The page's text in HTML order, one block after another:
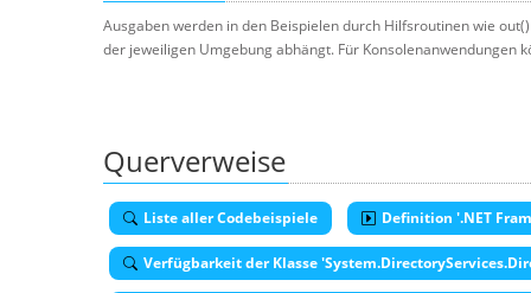
Ausgaben werden in den Beispielen durch Hilfsroutinen wie
der jeweiligen Umgebung abhängt. Für Konsolenanwendungen
Querverweise
Liste aller Codebeispiele Definition '.NET
Verfügbarkeit der Klasse